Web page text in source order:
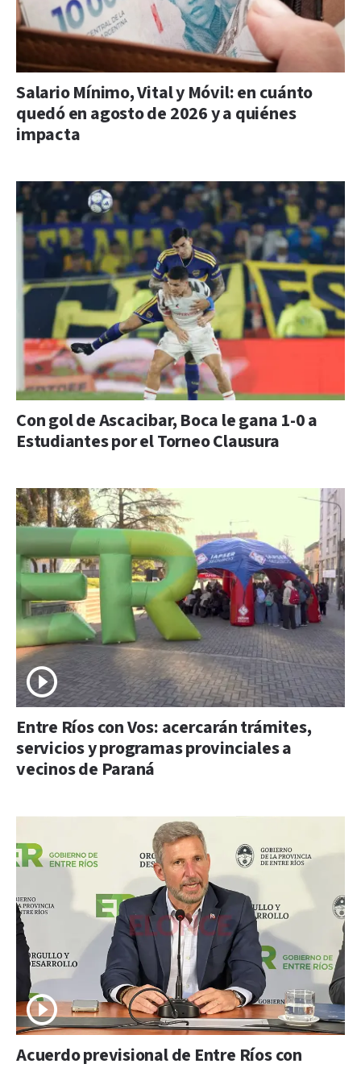
Salario Mínimo, Vital y Móvil: en cuánto
quedó en agosto de 2026 y a quiénes
impacta
Con gol de Ascacibar, Boca le gana 1-0 a
Estudiantes por el Torneo Clausura
Entre Ríos con Vos: acercarán trámites,
servicios y programas provinciales a
vecinos de Paraná
Acuerdo previsional de Entre Ríos con